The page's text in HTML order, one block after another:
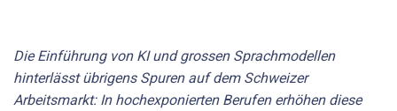
Die Einführung von KI und grossen Sprachmodellen
hinterlässt übrigens Spuren auf dem Schweizer
Arbeitsmarkt: In hochexponierten Berufen erhöhen diese